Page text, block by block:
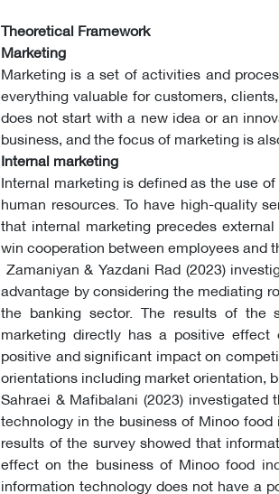
Theoretical Framework
Marketing
Marketing is a set of activities and
everything valuable for customers,
does not start with a new idea or an
business, and the focus of marketing is
Internal marketing
Internal marketing is defined as the use
human resources. To have high-quality
that internal marketing precedes
win cooperation between employees and
Zamaniyan & Yazdani Rad (2023)
advantage by considering the mediating
the banking sector. The results of the
marketing directly has a positive
positive and significant impact on
orientations including market orientation,
Sahraei & Mafibalani (2023)
technology in the business of Minoo
results of the survey showed that
effect on the business of Minoo food
information technology does not have a